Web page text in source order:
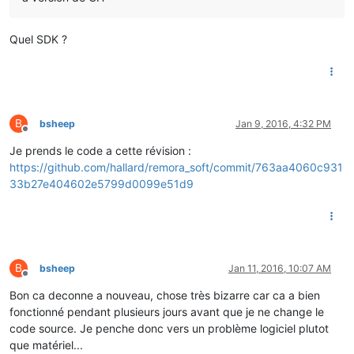
Quel SDK ?
B
Offline
bsheep Jan 9, 2016, 4:32 PM
Je prends le code a cette révision :
https://github.com/hallard/remora_soft/commit/763aa4060c931
33b27e404602e5799d0099e51d9
B
Offline
bsheep Jan 11, 2016, 10:07 AM
Bon ca deconne a nouveau, chose très bizarre car ca a bien
fonctionné pendant plusieurs jours avant que je ne change le
code source. Je penche donc vers un problème logiciel plutot
que matériel...